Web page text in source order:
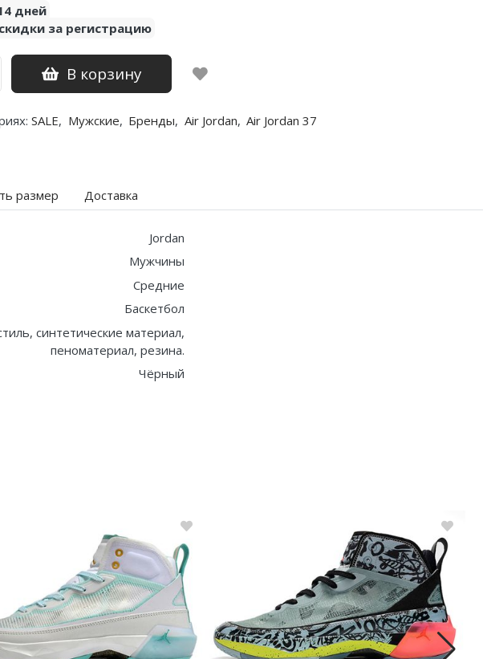
дней
за регистрацию
В корзину
SALE, Мужские, Бренды, Air Jordan, Air Jordan 37
размер Доставка
Jordan
Мужчины
Средние
Баскетбол
синтетические материал,
пеноматериал, резина.
Чёрный